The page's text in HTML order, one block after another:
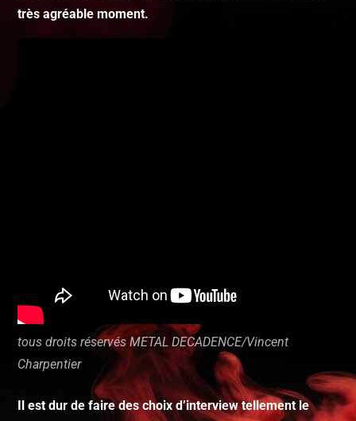
très agréable moment.
tous droits réservés METAL DECADENCE/Vincent
Charpentier
Il est dur de faire des choix d’interview tellement le